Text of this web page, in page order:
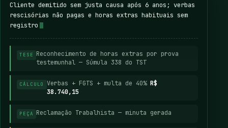
Cliente demitido sem justa causa após 6 anos; verbas
rescisórias não pagas e horas extras habituais sem
registro
TESE
Reconhecimento de horas extras por prova
testemunhal — Súmula 338 do TST
CÁLCULO Verbas + FGTS + multa de 40% R$
38.740,15
PEÇA Reclamação Trabalhista — minuta gerada